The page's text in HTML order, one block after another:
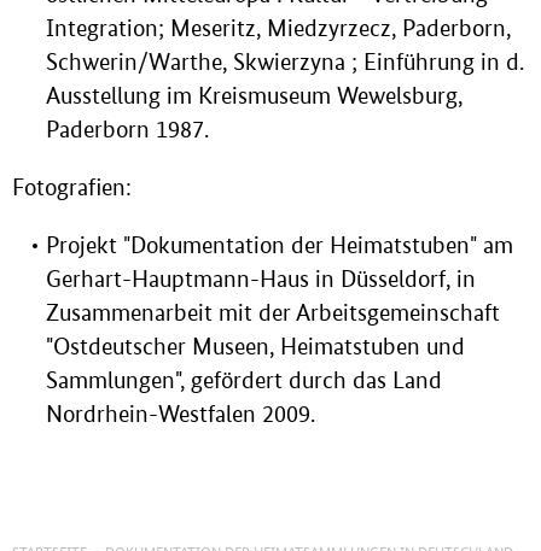
Integration; Meseritz, Miedzyrzecz, Paderborn,
Schwerin/Warthe, Skwierzyna ; Einführung in d.
Ausstellung im Kreismuseum Wewelsburg,
Paderborn 1987.
Fotografien:
Projekt "Dokumentation der Heimatstuben" am
Gerhart-Hauptmann-Haus in Düsseldorf, in
Zusammenarbeit mit der Arbeitsgemeinschaft
"Ostdeutscher Museen, Heimatstuben und
Sammlungen", gefördert durch das Land
Nordrhein-Westfalen 2009.